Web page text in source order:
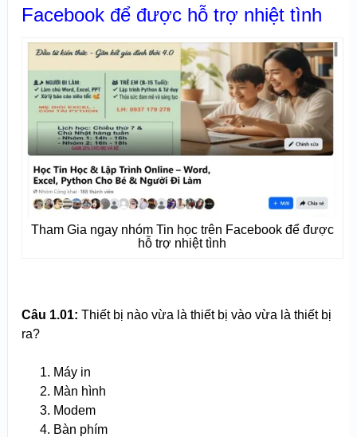
Facebook để được hỗ trợ nhiệt tình
Tham Gia ngay nhóm Tin học trên Facebook để được
hỗ trợ nhiệt tình
Câu 1.01: Thiết bị nào vừa là thiết bị vào vừa là thiết bị
ra?
Máy in
Màn hình
Modem
Bàn phím